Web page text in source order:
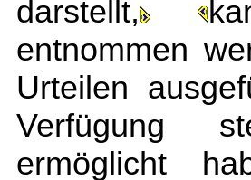
darstellt,
entnommen
Urteilen
Verfügung
ermöglicht